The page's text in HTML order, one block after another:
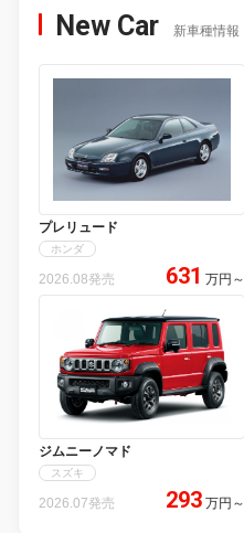
New Car 新車種情報
プレリュード
ホンダ
2026.08発売 631 万円 ～
ジムニーノマド
スズキ
2026.07発売 293 万円 ～